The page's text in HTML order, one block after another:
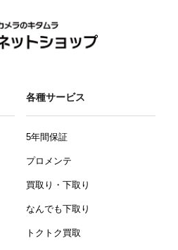
各種サービス
5年間保証
プロメンテ
買取り・下取り
なんでも下取り
トクトク買取